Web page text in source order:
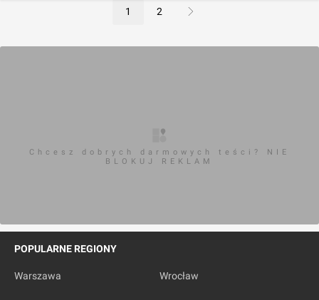
1 2
Chcesz dobrych darmowych teści? NIE
BLOKUJ REKLAM
POPULARNE REGIONY
Warszawa Wrocław